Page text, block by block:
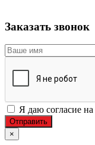
Заказать звонок
Я даю согласие на
Отправить
×